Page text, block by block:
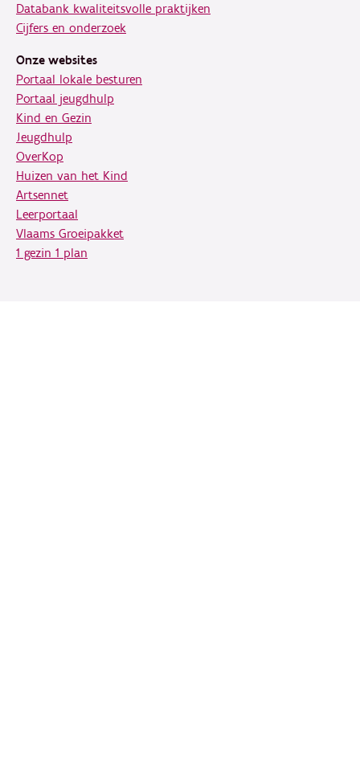
Databank kwaliteitsvolle praktijken
Cijfers en onderzoek
Onze websites
Portaal lokale besturen
Portaal jeugdhulp
Kind en Gezin
Jeugdhulp
OverKop
Huizen van het Kind
Artsennet
Leerportaal
Vlaams Groeipakket
1 gezin 1 plan